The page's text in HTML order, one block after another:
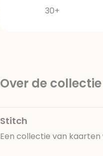
30+
Over de collectie
Stitch
Een collectie van